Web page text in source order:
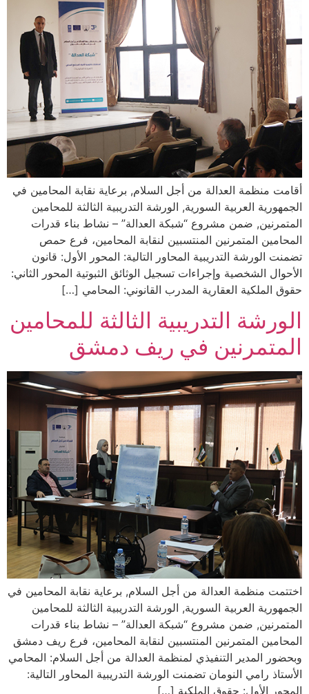
أقامت منظمة العدالة من أجل السلام, برعاية نقابة المحامين في
الجمهورية العربية السورية, الورشة التدريبية الثالثة للمحامين
المتمرنين, ضمن مشروع “شبكة العدالة” – نشاط بناء قدرات
المحامين المتمرنين المنتسبين لنقابة المحامين، فرع حمص
تضمنت الورشة التدريبية المحاور التالية: المحور الأول: قانون
الأحوال الشخصية وإجراءات تسجيل الوثائق الثبوتية المحور الثاني:
حقوق الملكية العقارية المدرب القانوني: المحامي […]
الورشة التدريبية الثالثة للمحامين
المتمرنين في ريف دمشق
اختتمت منظمة العدالة من أجل السلام, برعاية نقابة المحامين في
الجمهورية العربية السورية, الورشة التدريبية الثالثة للمحامين
المتمرنين, ضمن مشروع “شبكة العدالة” – نشاط بناء قدرات
المحامين المتمرنين المنتسبين لنقابة المحامين، فرع ريف دمشق
وبحضور المدير التنفيذي لمنظمة العدالة من أجل السلام: المحامي
الأستاذ رامي النومان تضمنت الورشة التدريبية المحاور التالية:
المحور الأول: حقوق الملكية […]